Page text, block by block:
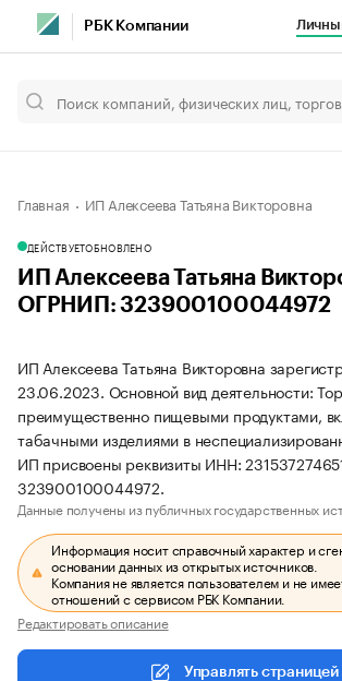
РБК Компании
Главная ИП Алексеева Татьяна Викторовна
ДЕЙСТВУЕТОБНОВЛЕНО
ИП Алексеева Татьяна
ОГРНИП: 323900100044972
ИП Алексеева Татьяна Викторовна
23.06.2023. Основной вид деятельности:
преимущественно пищевыми продуктами,
табачными изделиями в
ИП присвоены реквизиты ИНН:
323900100044972.
Данные получены из публичных государственных
Информация носит справочный характер и
основании данных из открытых источников.
Компания не является пользователем и не
отношений с сервисом РБК Компании.
Редактировать описание
Управлять страницей